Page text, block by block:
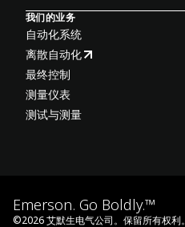
我们的业务
自动化系统
离散自动化
最终控制
测量仪表
测试与测量
Emerson. Go Boldly.™
©2026艾默生电气公司。保留所有权利。